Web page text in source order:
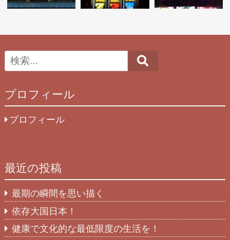
プロフィール
プロフィール
最近の投稿
最期の瞬間を思い描く
依存大国日本！
健康で文化的な最低限度の生活を！